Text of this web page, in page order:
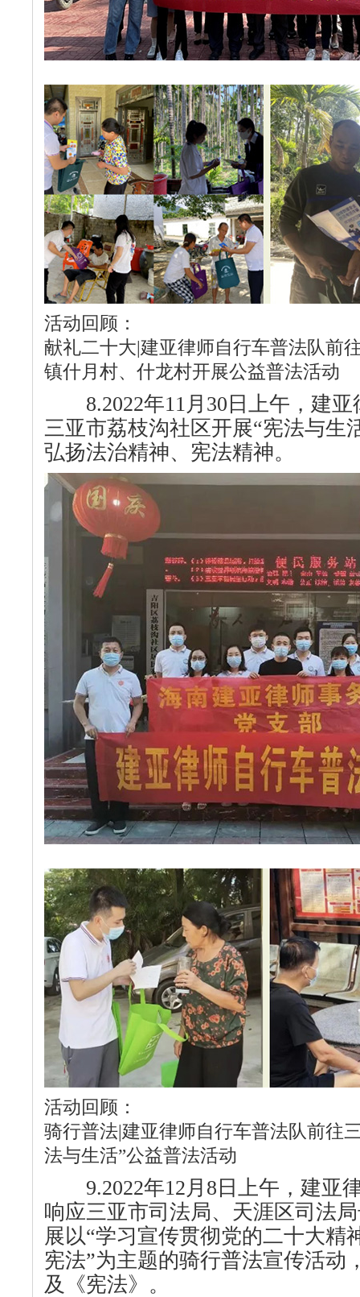
活动回顾：
献礼二十大|建亚律师自行车普法队前
镇什月村、什龙村开展公益普法活动
8.2022年11月30日上午，建亚
三亚市荔枝沟社区开展“宪法与生
弘扬法治精神、宪法精神。
活动回顾：
骑行普法|建亚律师自行车普法队前往
法与生活”公益普法活动
9.2022年12月8日上午，建亚
响应三亚市司法局、天涯区司法
展以“学习宣传贯彻党的二十大精
宪法”为主题的骑行普法宣传活动
及《宪法》。